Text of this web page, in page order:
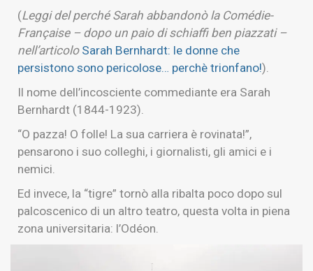
(Leggi del perché Sarah abbandonò la Comédie-
Française – dopo un paio di schiaffi ben piazzati –
nell’articolo Sarah Bernhardt: le donne che
persistono sono pericolose… perchè trionfano!).
Il nome dell’incosciente commediante era Sarah
Bernhardt (1844-1923).
“O pazza! O folle! La sua carriera è rovinata!”,
pensarono i suo colleghi, i giornalisti, gli amici e i
nemici.
Ed invece, la “tigre” tornò alla ribalta poco dopo sul
palcoscenico di un altro teatro, questa volta in piena
zona universitaria: l’Odéon.